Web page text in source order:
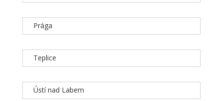
Prága
Teplice
Ústí nad Labem